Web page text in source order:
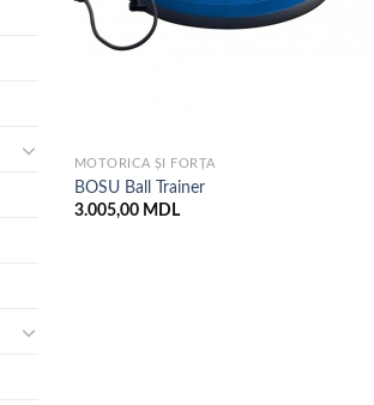
MOTORICĂ ȘI FORȚĂ
BOSU Ball Trainer
3.005,00 MDL